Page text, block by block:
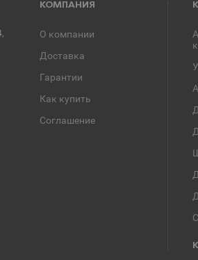
КОМПАНИЯ
О компании
Доставка
Гарантии
Как купить
Соглашение